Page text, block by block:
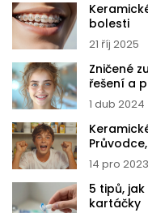
bolesti
21 říj 2025
Zničené
řešení a
1 dub 2024
14 pro 2023
5 tipů,
kartáčky